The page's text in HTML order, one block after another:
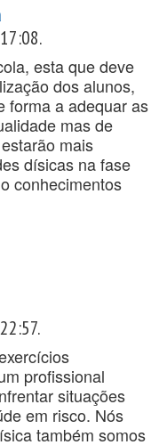
esta que deve
dos alunos,
forma a adequar as
mas de
mais
dísicas na fase
conhecimentos
profissional
situações
em risco. Nós
também somos